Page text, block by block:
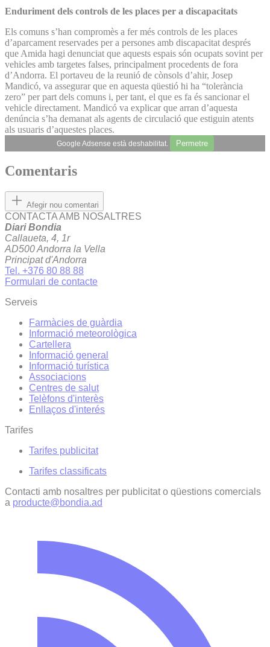
Enduriment dels controls de les places per a discapacitats
Els comuns s’han compromès a fer més controls de les places
d’aparcament reservades per a persones amb discapacitat després
que Amida hagi denunciat que aquests espais són ocupats sovint per
vehicles amb targetes falses, principalment procedents de fora
d’Andorra. El portaveu de la reunió de cònsols d’ahir, Josep
Mandicó, va assegurar que en aquesta qüestió hi ha “tolerància
zero” per part dels comuns i, per tant, el que es fa és sancionar el
vehicle directament. Mandicó va explicar que arran d’aquesta
denúncia s’ha demanat als agents de circulació que estiguin atents
als usuaris d’aquestes places.
Google Adsense està deshabilitat. Permetre
Comentaris
Afegir nou comentari
CONTACTA AMB NOSALTRES
Diari Bondia
Callaueta, 4, 1r
AD500 Andorra la Vella
Principat d'Andorra
Tel. +376 80 88 88
Formulari de contacte
Serveis
Farmàcies de guàrdia
Informació meteorològica
Cartellera
Informació general
Informació turística
Associacions
Centres de salut
Telèfons d'interès
Enllaços d'interés
Tarifes
Tarifes publicitat
Tarifes classificats
Contacti amb nosaltres per publicitat o qüestions comercials
a producte@bondia.ad